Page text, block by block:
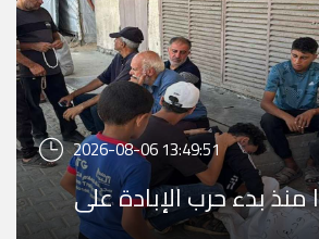
2026-08-06 13:49:51
منذ بدء حرب الإبادة على